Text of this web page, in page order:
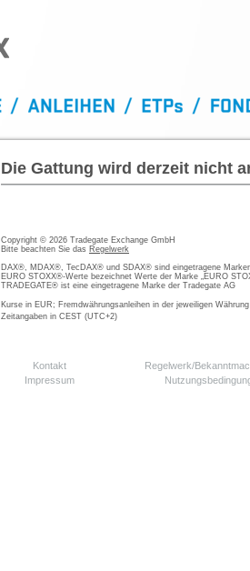
Die Gattung wird derzeit nicht
Copyright © 2026 Tradegate Exchange GmbH
Bitte beachten Sie das Regelwerk
DAX®, MDAX®, TecDAX® und SDAX® sind eingetragene
EURO STOXX®-Werte bezeichnet Werte der Marke „EURO
TRADEGATE® ist eine eingetragene Marke der Tradegate AG
Kurse in EUR; Fremdwährungsanleihen in der jeweiligen Währung
Zeitangaben in CEST (UTC+2)
Kontakt Regelwerk/
Impressum